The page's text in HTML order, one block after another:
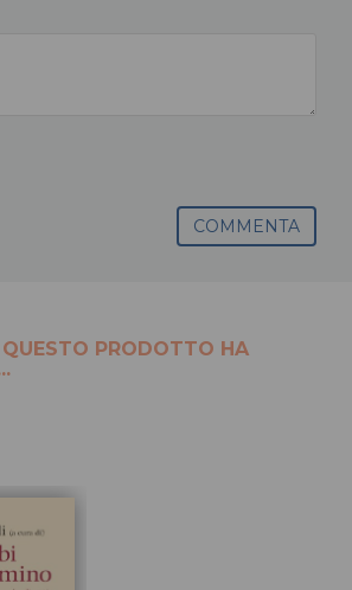
COMMENTA
PRODOTTO HA